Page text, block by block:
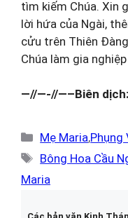
tìm kiếm Chúa. Xin
lời hứa của Ngài,
cửu trên Thiên
Chúa làm gia
—//—-//—–Biên
Danh
mục
Mẹ Maria,Phụng
Thẻ
Bông Hoa Cầu
Maria